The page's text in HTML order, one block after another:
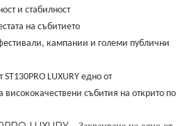
и стабилност
на събитието
кампании и големи публични
LUXURY едно от
събития на открито по